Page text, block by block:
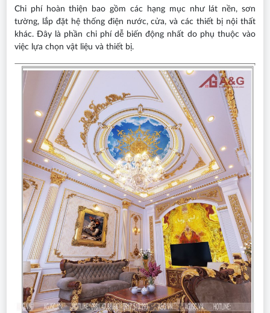
Chi phí hoàn thiện bao gồm các hạng mục như lát nền, sơn
tường, lắp đặt hệ thống điện nước, cửa, và các thiết bị nội thất
khác. Đây là phần chi phí dễ biến động nhất do phụ thuộc vào
việc lựa chọn vật liệu và thiết bị.